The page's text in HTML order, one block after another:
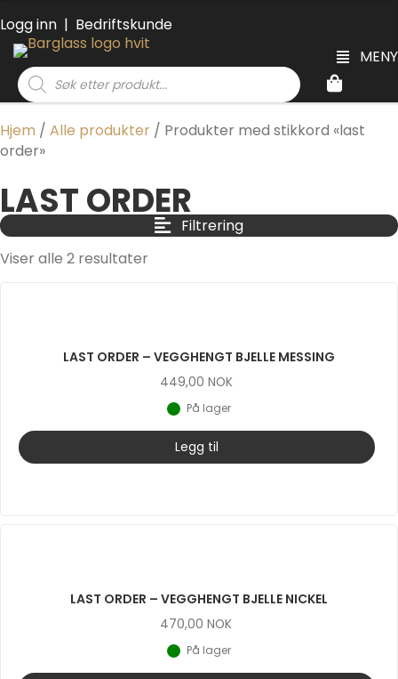
Logg inn | Bedriftskunde
MENY
Products
search
Hjem / Alle produkter / Produkter med stikkord «last
order»
LAST ORDER
Filtrering
Viser alle 2 resultater
LAST ORDER – VEGGHENGT BJELLE MESSING
449,00 NOK
På lager
Legg til
LAST ORDER – VEGGHENGT BJELLE NICKEL
470,00 NOK
På lager